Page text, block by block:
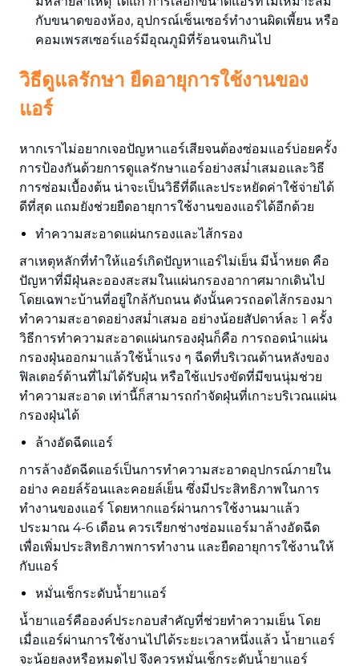
กับขนาดของห้อง, อุปกรณ์เซ็นเซอร์ทำงานผิดเพี้ยน หรือ
คอมเพรสเซอร์แอร์มีอุณภูมิที่ร้อนจนเกินไป
วิธีดูแลรักษา ยืดอายุการใช้งานของ
แอร์
หากเราไม่อยากเจอปัญหาแอร์เสียจนต้องซ่อมแอร์บ่อยครั้ง
การป้องกันด้วยการดูแลรักษาแอร์อย่างสม่ำเสมอและวิธี
การซ่อมเบื้องต้น น่าจะเป็นวิธีที่ดีและประหยัดค่าใช้จ่ายได้
ดีที่สุด แถมยังช่วยยืดอายุการใช้งานของแอร์ได้อีกด้วย
ทำความสะอาดแผ่นกรองและไส้กรอง
สาเหตุหลักที่ทำให้แอร์เกิดปัญหาแอร์ไม่เย็น มีน้ำหยด คือ
ปัญหาที่มีฝุ่นละอองสะสมในแผ่นกรองอากาศมากเดินไป
โดยเฉพาะบ้านที่อยู่ใกล้กับถนน ดังนั้นควรถอดไส้กรองมา
ทำความสะอาดอย่างสม่ำเสมอ อย่างน้อยสัปดาห์ละ 1 ครั้ง
วิธีการทำความสะอาดแผ่นกรองฝุ่นก็คือ การถอดนำแผ่น
กรองฝุ่นออกมาแล้วใช้น้ำแรง ๆ ฉีดที่บริเวณด้านหลังของ
ฟิลเตอร์ด้านที่ไม่ได้รับฝุ่น หรือใช้แปรงขัดที่มีขนนุ่มช่วย
ทำความสะอาด เท่านี้ก็สามารถกำจัดฝุ่นที่เกาะบริเวณแผ่น
กรองฝุ่นได้
ล้างอัดฉีดแอร์
การล้างอัดฉีดแอร์เป็นการทำความสะอาดอุปกรณ์ภายใน
อย่าง คอยล์ร้อนและคอยล์เย็น ซึ่งมีประสิทธิภาพในการ
ทำงานของแอร์ โดยหากแอร์ผ่านการใช้งานมาแล้ว
ประมาณ 4-6 เดือน ควรเรียกช่างซ่อมแอร์มาล้างอัดฉีด
เพื่อเพิ่มประสิทธิภาพการทำงาน และยืดอายุการใช้งานให้
กับแอร์
หมั่นเช็กระดับน้ำยาแอร์
น้ำยาแอร์คือองค์ประกอบสำคัญที่ช่วยทำความเย็น โดย
เมื่อแอร์ผ่านการใช้งานไปได้ระยะเวลาหนึ่งแล้ว น้ำยาแอร์
จะน้อยลงหรือหมดไป จึงควรหมั่นเช็กระดับน้ำยาแอร์